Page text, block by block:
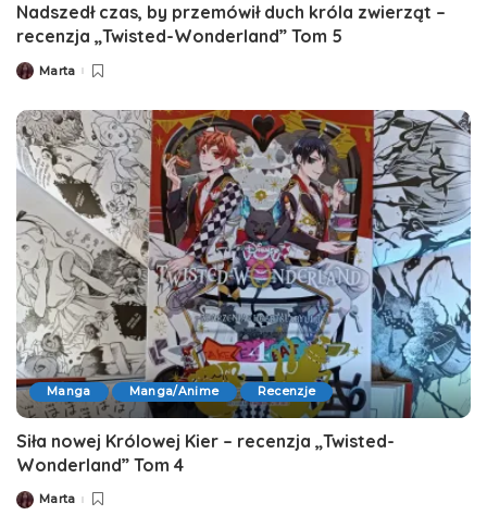
Nadszedł czas, by przemówił duch króla zwierząt –
recenzja „Twisted-Wonderland” Tom 5
Posted
Marta
Manga Manga/Anime Recenzje
Siła nowej Królowej Kier – recenzja „Twisted-
Wonderland” Tom 4
Posted
Marta